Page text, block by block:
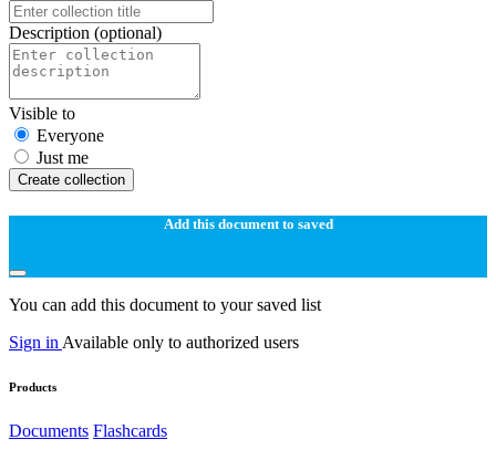
Description (optional)
Visible to
Everyone
Just me
Create collection
Add this document to saved
You can add this document to your saved list
Sign in Available only to authorized users
Products
Documents Flashcards